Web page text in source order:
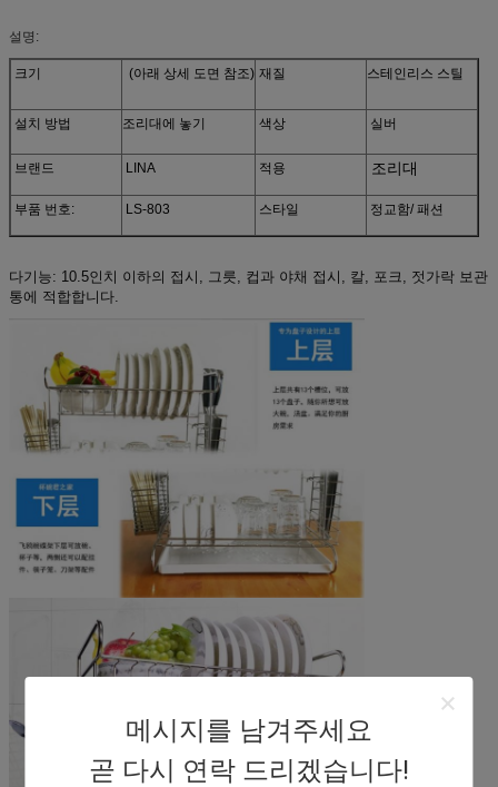
메시지를 남겨주세요
곧 다시 연락 드리겠습니다!
설명:
크기 (아래 상세 도면 참조) 재질 스테인리스 스틸
설치 방법 조리대에 놓기 색상 실버
브랜드 LINA 적용 조리대
부품 번호: LS-803 스타일 정교함/ 패션
다기능: 10.5인치 이하의 접시, 그릇, 컵과 야채 접시, 칼, 포크, 젓가락 보관
통에 적합합니다.